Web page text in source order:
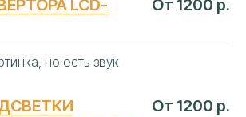
LCD-
От 1200 р.
но есть звук
От 1200 р.